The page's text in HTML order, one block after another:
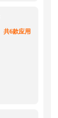
共6款应用